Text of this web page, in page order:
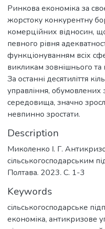
Ринкова економіка за
жорстоку конкурентну
комерційних відносин,
певного рівня
функціонуванням всіх
викликам зовнішнього
За останні десятиліття
управління, обумовлених
середовища, значно
невпинно зростати.
Description
Миколенко І. Г.
сільськогосподарським
Полтава. 2023. С. 1-3
Keywords
сільськогосподарське
економіка, антикризове